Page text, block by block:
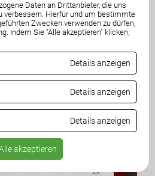
Daten an Drittanbieter, die uns
verbessern. Hierfür und um bestimmte
Zwecken verwenden zu dürfen,
Indem Sie "Alle akzeptieren" klicken,
Details anzeigen
Details anzeigen
Details anzeigen
akzeptieren